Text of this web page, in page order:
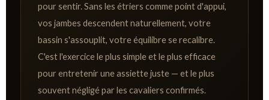
pour sentir. Sans les étriers comme point d'appui,
vos jambes descendent naturellement, votre
bassin s'assouplit, votre équilibre se recalibre.
C'est l'exercice le plus simple et le plus efficace
pour entretenir une assiette juste — et le plus
souvent négligé par les cavaliers confirmés.